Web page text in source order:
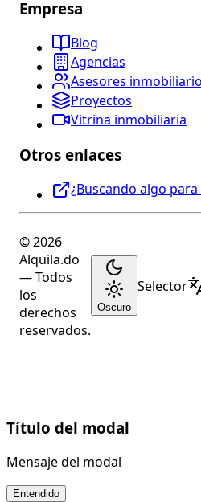
Empresa
Blog
Agencias
Asesores
Proyectos
Vitrina inmobiliaria
Otros enlaces
¿Buscando algo
© 2026
Alquila.do
— Todos
los
derechos
reservados.
Oscuro
Selector
Título del modal
Mensaje del modal
Entendido